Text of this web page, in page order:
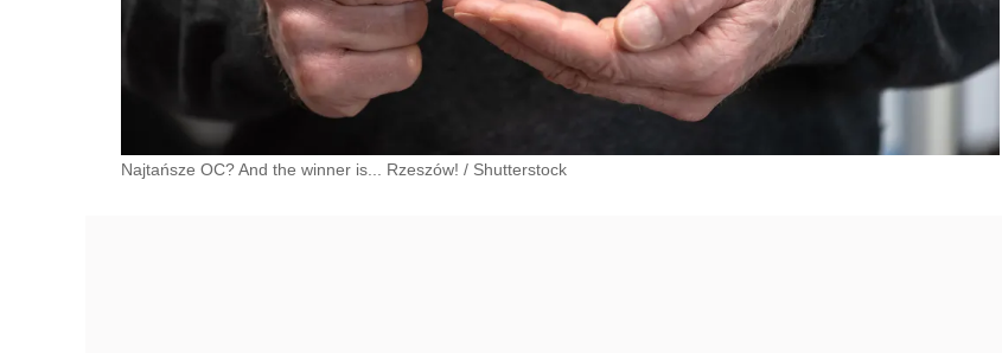
Najtańsze OC? And the winner is... Rzeszów! / Shutterstock